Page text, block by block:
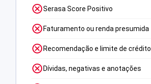
Serasa Score Positivo
Faturamento ou renda presumida
Recomendação e limite de crédito
Dívidas, negativas e anotações